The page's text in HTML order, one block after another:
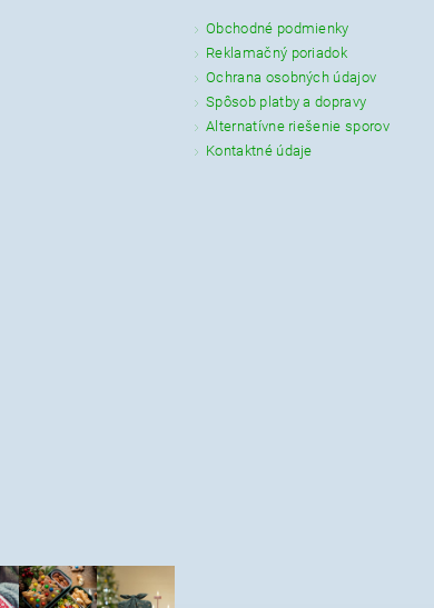
Obchodné podmienky
Reklamačný poriadok
Ochrana osobných údajov
Spôsob platby a dopravy
Alternatívne riešenie sporov
Kontaktné údaje